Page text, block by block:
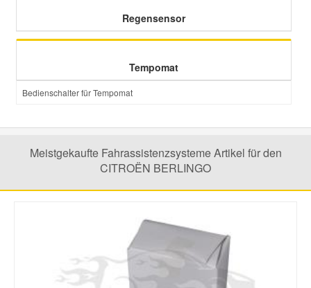
Regensensor
Tempomat
Bedienschalter für Tempomat
Meistgekaufte Fahrassistenzsysteme Artikel für den
CITROËN BERLINGO
Seat Ersatzteile
Suzuki Ersatzteile
Toyota Ersatzteile
Volvo Ersatzteile